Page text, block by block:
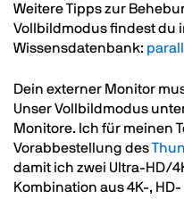
Text
Weitere Tipps zur
Vollbildmodus findest du
Wissensdatenbank:
Dein externer Monitor
Unser Vollbildmodus
Monitore. Ich für meinen
Vorabbestellung des
damit ich zwei Ultra-HD/
Kombination aus 4K-,